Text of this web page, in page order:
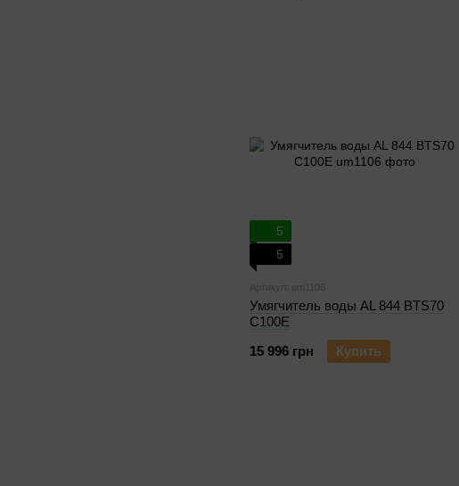
5
5
Артикул: um1106
Умягчитель воды AL 844 BTS70
C100E
15 996 грн
Купить